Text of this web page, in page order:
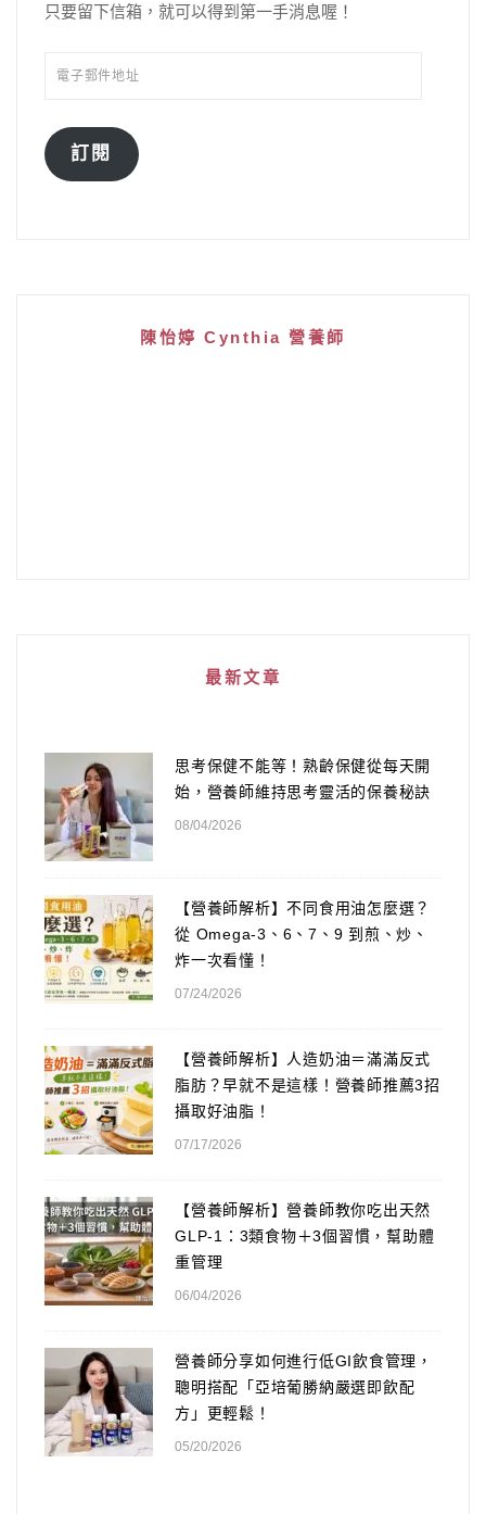
只要留下信箱，就可以得到第一手消息喔！
訂閱
陳怡婷 Cynthia 營養師
最新文章
思考保健不能等！熟齡保健從每天開
始，營養師維持思考靈活的保養秘訣
08/04/2026
【營養師解析】不同食用油怎麼選？
從 Omega-3、6、7、9 到煎、炒、
炸一次看懂！
07/24/2026
【營養師解析】人造奶油＝滿滿反式
脂肪？早就不是這樣！營養師推薦3招
攝取好油脂！
07/17/2026
【營養師解析】營養師教你吃出天然
GLP-1：3類食物＋3個習慣，幫助體
重管理
06/04/2026
營養師分享如何進行低GI飲食管理，
聰明搭配「亞培葡勝納嚴選即飲配
方」更輕鬆！
05/20/2026